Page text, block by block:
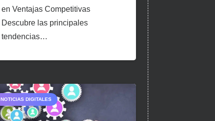
en Ventajas Competitivas
Descubre las principales
tendencias…
NOTICIAS DIGITALES